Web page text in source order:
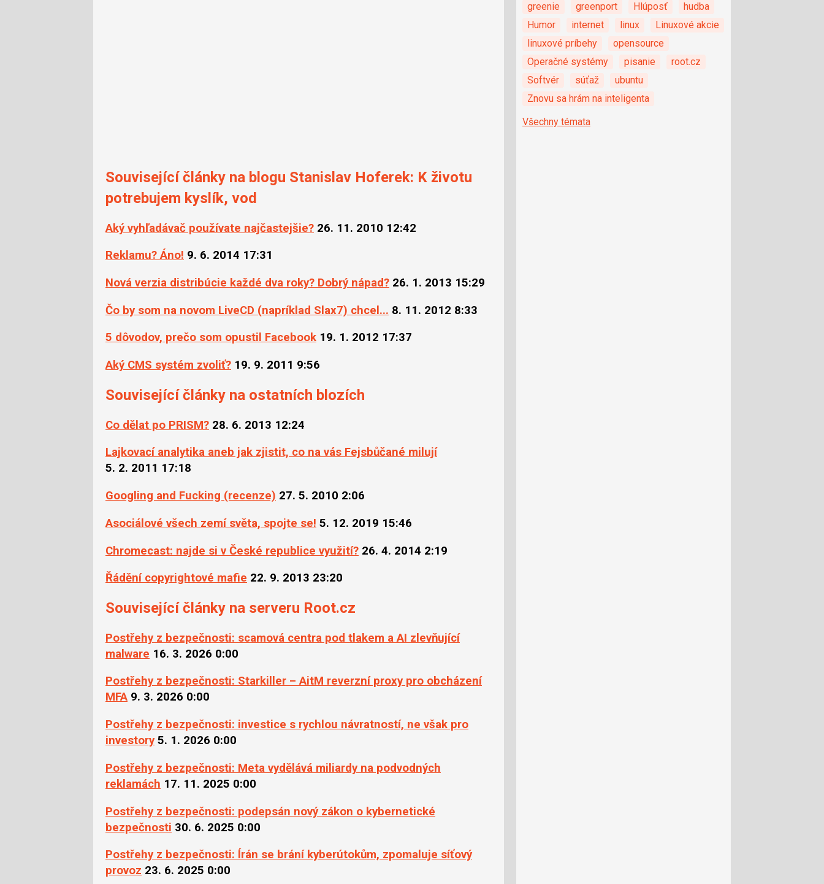
Související články na blogu Stanislav Hoferek: K životu
potrebujem kyslík, vod
Aký vyhľadávač používate najčastejšie? 26. 11. 2010 12:42
Reklamu? Áno! 9. 6. 2014 17:31
Nová verzia distribúcie každé dva roky? Dobrý nápad? 26. 1. 2013 15:29
Čo by som na novom LiveCD (napríklad Slax7) chcel... 8. 11. 2012 8:33
5 dôvodov, prečo som opustil Facebook 19. 1. 2012 17:37
Aký CMS systém zvoliť? 19. 9. 2011 9:56
Související články na ostatních blozích
Co dělat po PRISM? 28. 6. 2013 12:24
Lajkovací analytika aneb jak zjistit, co na vás Fejsbůčané milují
5. 2. 2011 17:18
Googling and Fucking (recenze) 27. 5. 2010 2:06
Asociálové všech zemí světa, spojte se! 5. 12. 2019 15:46
Chromecast: najde si v České republice využití? 26. 4. 2014 2:19
Řádění copyrightové mafie 22. 9. 2013 23:20
Související články na serveru Root.cz
Postřehy z bezpečnosti: scamová centra pod tlakem a AI zlevňující
malware 16. 3. 2026 0:00
Postřehy z bezpečnosti: Starkiller – AitM reverzní proxy pro obcházení
MFA 9. 3. 2026 0:00
Postřehy z bezpečnosti: investice s rychlou návratností, ne však pro
investory 5. 1. 2026 0:00
Postřehy z bezpečnosti: Meta vydělává miliardy na podvodných
reklamách 17. 11. 2025 0:00
Postřehy z bezpečnosti: podepsán nový zákon o kybernetické
bezpečnosti 30. 6. 2025 0:00
Postřehy z bezpečnosti: Írán se brání kyberútokům, zpomaluje síťový
provoz 23. 6. 2025 0:00
greenie
greenport Hlúposť
hudba
Humor
internet linux
Linuxové akcie
linuxové príbehy
opensource
Operačné systémy
pisanie
root.cz
Softvér
súťaž
ubuntu
Znovu sa hrám na inteligenta
Všechny témata